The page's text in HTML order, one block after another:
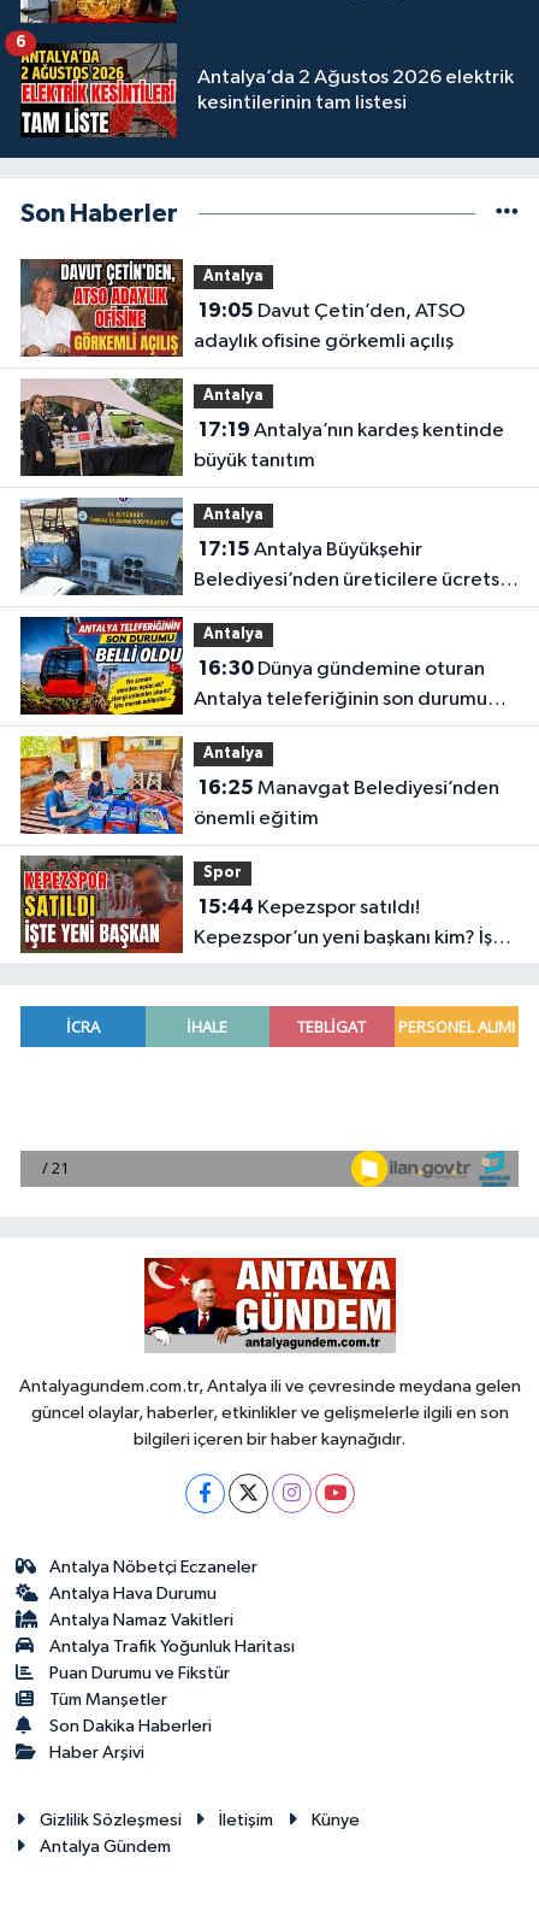
Antalya’da 2 Ağustos 2026 elektrik
kesintilerinin tam listesi
6
Son Haberler
Antalya
19:05
adaylık ofisine görkemli açılış
Antalya
17:19
büyük tanıtım
Antalya
17:15
Belediyesi’nden üreticilere ücretsiz
destek
Antalya
16:30Dünya gündemine oturan
Antalya teleferiğinin son durumu
belli oldu
Antalya
16:25
önemli eğitim
Spor
15:44
Kepezspor’un yeni başkanı kim? İşte
yeni başkan
Antalyagundem.com.tr, Antalya ili ve çevresinde meydana gelen
güncel olaylar, haberler, etkinlikler ve gelişmelerle ilgili en son
bilgileri içeren bir haber kaynağıdır.
Antalya Nöbetçi Eczaneler
Antalya Hava Durumu
Antalya Namaz Vakitleri
Antalya Trafik Yoğunluk Haritası
Puan Durumu ve Fikstür
Tüm Manşetler
Son Dakika Haberleri
Haber Arşivi
Gizlilik Sözleşmesi İletişim
Künye
Antalya Gündem